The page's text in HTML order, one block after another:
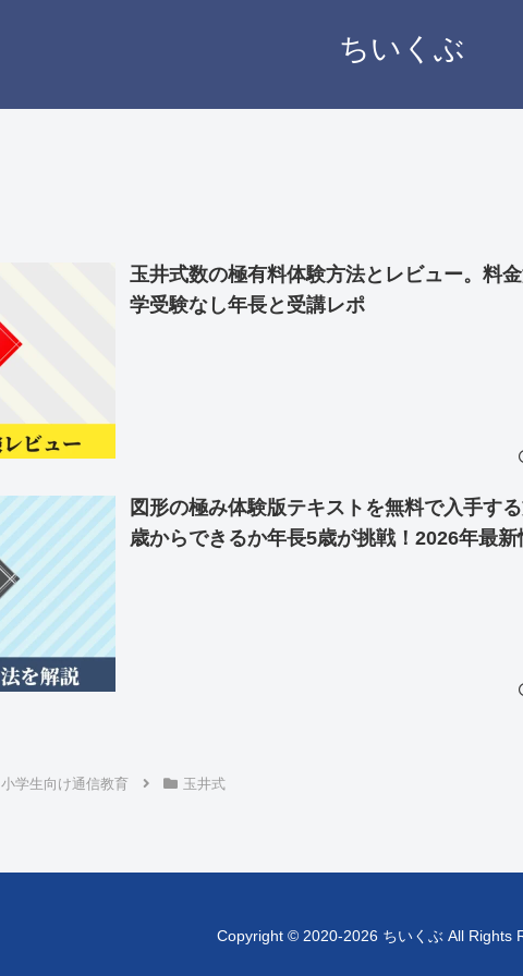
ちいくぶ
玉井式数の極有料体験方法とレビュー。料
学受験なし年長と受講レポ
図形の極み体験版テキストを無料で入手す
歳からできるか年長5歳が挑戦！2026年最新
小学生向け通信教育 玉井式
Copyright © 2020-2026 ちいくぶ All Rights